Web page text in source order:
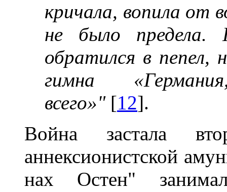
кричала, вопила от
не было предела.
обратился в пепел,
гимна
всего»"[12].
Война застала
аннексионистской
нах Остен"